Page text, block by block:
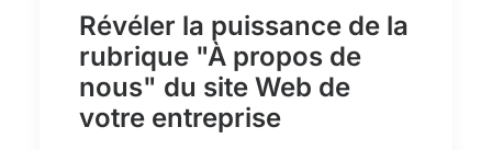
Révéler la puissance de la
rubrique "À propos de
nous" du site Web de
votre entreprise